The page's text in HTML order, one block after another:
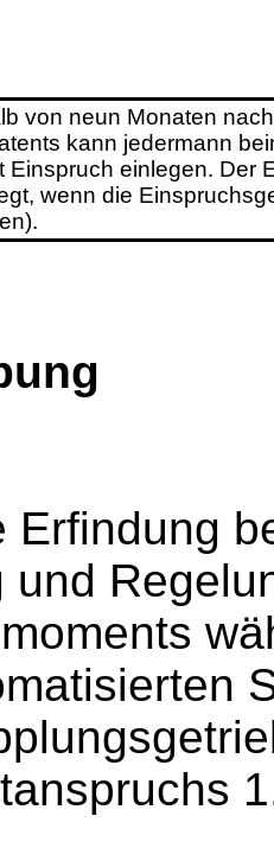
von neun Monaten
kann jedermann
Einspruch einlegen. Der
wenn die
Erfindung
und